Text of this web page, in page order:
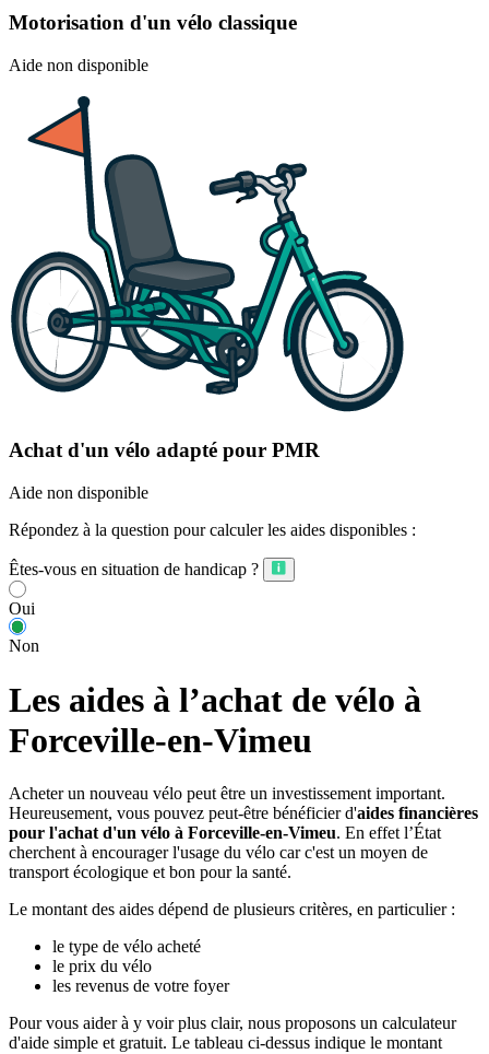
Motorisation d'un vélo classique
Aide non disponible
Achat d'un vélo adapté pour PMR
Aide non disponible
Répondez à la question pour calculer les aides disponibles :
Êtes-vous en situation de handicap ?
Oui
Non
Les aides à l’achat de vélo à
Forceville-en-Vimeu
Acheter un nouveau vélo peut être un investissement important.
Heureusement, vous pouvez peut-être bénéficier d'aides financières
pour l'achat d'un vélo à Forceville-en-Vimeu. En effet l’État
cherchent à encourager l'usage du vélo car c'est un moyen de
transport écologique et bon pour la santé.
Le montant des aides dépend de plusieurs critères, en particulier :
le type de vélo acheté
le prix du vélo
les revenus de votre foyer
Pour vous aider à y voir plus clair, nous proposons un calculateur
d'aide simple et gratuit. Le tableau ci-dessus indique le montant